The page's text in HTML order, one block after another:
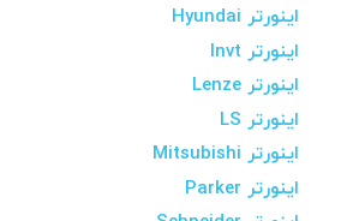
اینورتر Hyundai
اینورتر Invt
اینورتر Lenze
اینورتر LS
اینورتر Mitsubishi
اینورتر Parker